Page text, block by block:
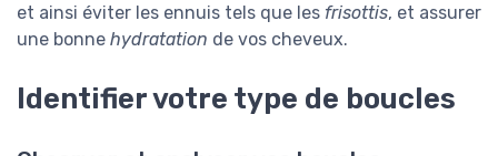
et ainsi éviter les ennuis tels que les frisottis, et assurer
une bonne hydratation de vos cheveux.
Identifier votre type de boucles